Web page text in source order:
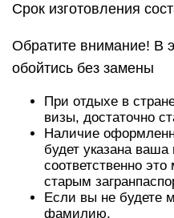
Срок изготовления
Обратите внимание! В
обойтись без замены
При отдыхе в
визы, достаточно
Наличие
будет указана
соответственно
старым
Если вы не будете
фамилию.